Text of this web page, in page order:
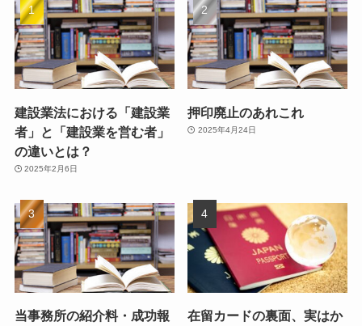
建設業法における「建設業
者」と「建設業を営む者」
の違いとは？
2025年2月6日
押印廃止のあれこれ
2025年4月24日
当事務所の紹介料・成功報
在留カードの裏面、実はか